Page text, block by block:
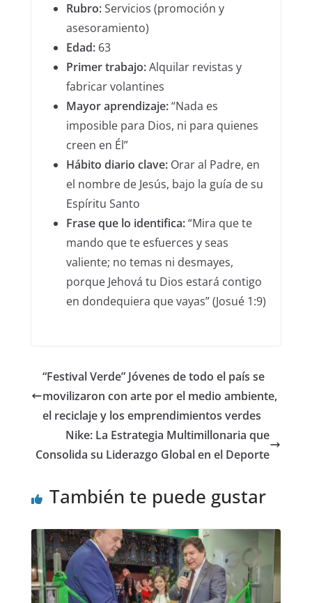
Rubro:Servicios (promoción y
asesoramiento)
Edad: 63
Primer trabajo:Alquilar revistas y
fabricar volantines
Mayor aprendizaje:“Nada es
imposible para Dios, ni para quienes
creen en Él”
Hábito diario clave:Orar al Padre, en
el nombre de Jesús, bajo la guía de su
Espíritu Santo
Frase que lo identifica:“Mira que te
mando que te esfuerces y seas
valiente; no temas ni desmayes,
porque Jehová tu Dios estará contigo
en dondequiera que vayas” (Josué 1:9)
“Festival Verde” Jóvenes de todo el país se
movilizaron con arte por el medio ambiente,
el reciclaje y los emprendimientos verdes
Nike: La Estrategia Multimillonaria que
Consolida su Liderazgo Global en el Deporte
También te puede gustar